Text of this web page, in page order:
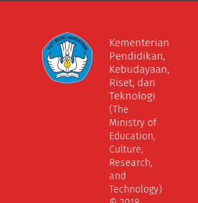
Kementerian
Pendidikan,
Kebudayaan,
Riset, dan
Teknologi
(The
Ministry of
Education,
Culture,
Research,
and
Technology)